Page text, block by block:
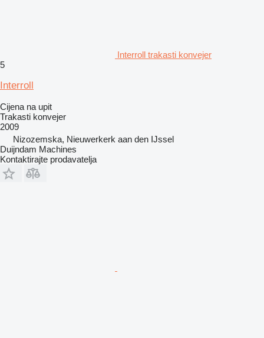
Interroll trakasti konvejer
5
Interroll
Cijena na upit
Trakasti konvejer
2009
Nizozemska, Nieuwerkerk aan den IJssel
Duijndam Machines
Kontaktirajte prodavatelja